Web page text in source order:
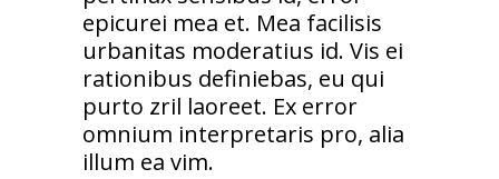
epicurei mea et. Mea facilisis
urbanitas moderatius id. Vis ei
rationibus definiebas, eu qui
purto zril laoreet. Ex error
omnium interpretaris pro, alia
illum ea vim.